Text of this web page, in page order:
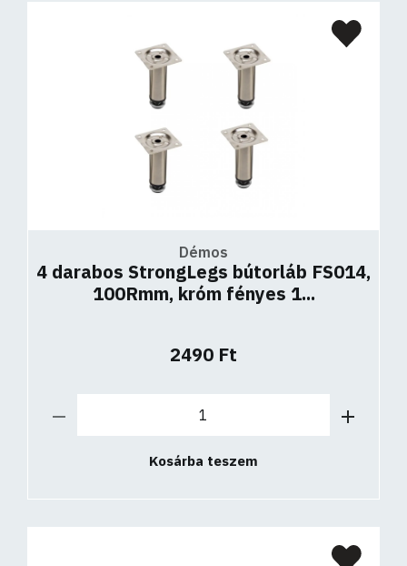
Démos
4 darabos StrongLegs bútorláb FS014,
100Rmm, króm fényes 1...
2490 Ft
Kosárba teszem